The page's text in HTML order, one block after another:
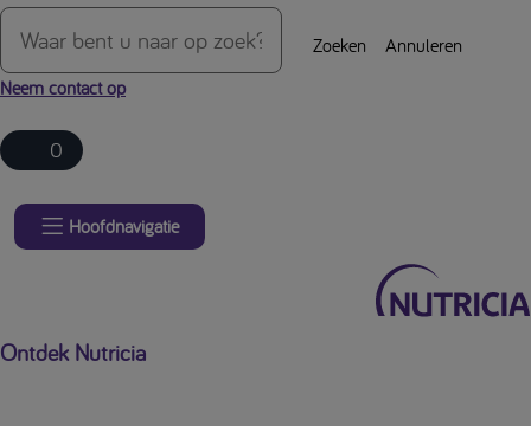
Zoeken
Annuleren
Neem contact op
0
Hoofdnavigatie
Ontdek Nutricia